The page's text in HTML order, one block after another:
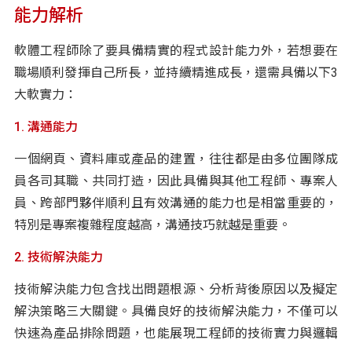
能力解析
軟體工程師除了要具備精實的程式設計能力外，若想要在
職場順利發揮自己所長，並持續精進成長，還需具備以下3
大軟實力：
1. 溝通能力
一個網頁、資料庫或產品的建置，往往都是由多位團隊成
員各司其職、共同打造，因此具備與其他工程師、專案人
員、跨部門夥伴順利且有效溝通的能力也是相當重要的，
特別是專案複雜程度越高，溝通技巧就越是重要。
2. 技術解決能力
技術解決能力包含找出問題根源、分析背後原因以及擬定
解決策略三大關鍵。具備良好的技術解決能力，不僅可以
快速為產品排除問題，也能展現工程師的技術實力與邏輯